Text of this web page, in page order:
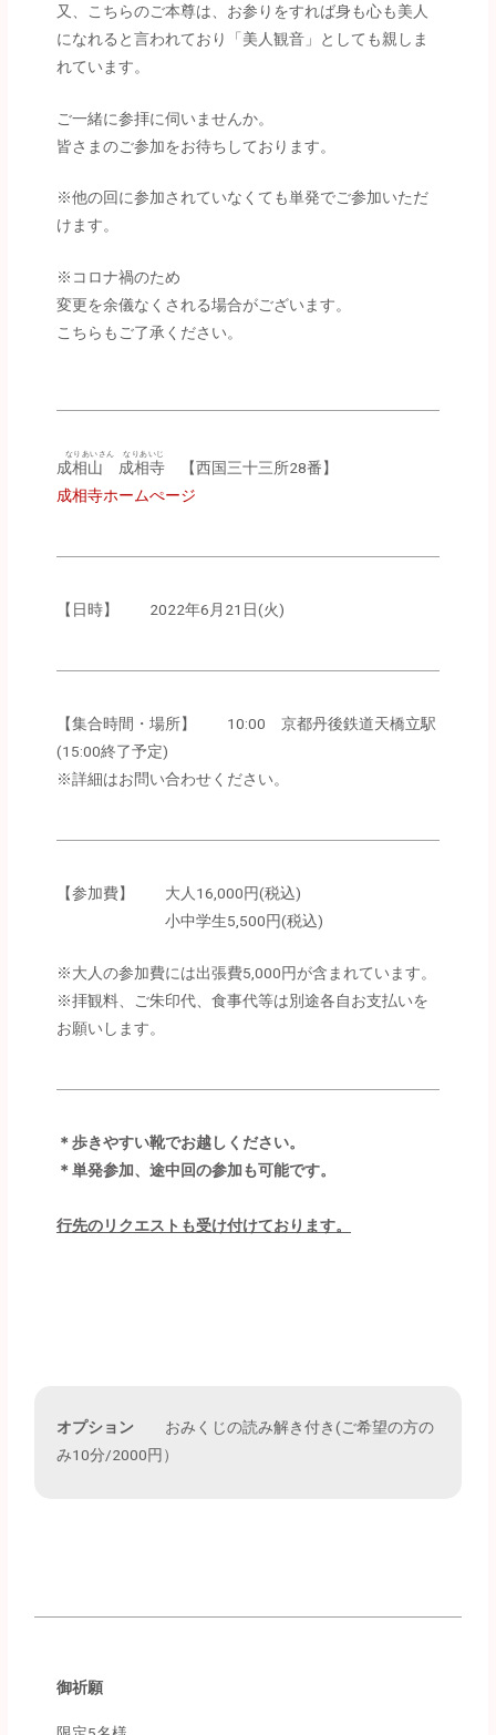
又、こちらのご本尊は、お参りをすれば身も心も美人
になれると言われており「美人観音」としても親しま
れています。
ご一緒に参拝に伺いませんか。
皆さまのご参加をお待ちしております。
※他の回に参加されていなくても単発でご参加いただ
けます。
※コロナ禍のため
変更を余儀なくされる場合がございます。
こちらもご了承ください。
成相山 成相寺
なりあいさん なりあいじ
【西国三十三所28番】
成相寺ホームぺージ
【日時】 2022年6月21日(火)
【集合時間・場所】 10:00 京都丹後鉄道天橋立駅
(15:00終了予定)
※詳細はお問い合わせください。
【参加費】 大人16,000円(税込)
小中学生5,500円(税込)
※大人の参加費には出張費5,000円が含まれています。
※拝観料、ご朱印代、食事代等は別途各自お支払いを
お願いします。
＊歩きやすい靴でお越しください。
＊単発参加、途中回の参加も可能です。
行先のリクエストも受け付けております。
オプション おみくじの読み解き付き(ご希望の方の
み10分/2000円）
御祈願